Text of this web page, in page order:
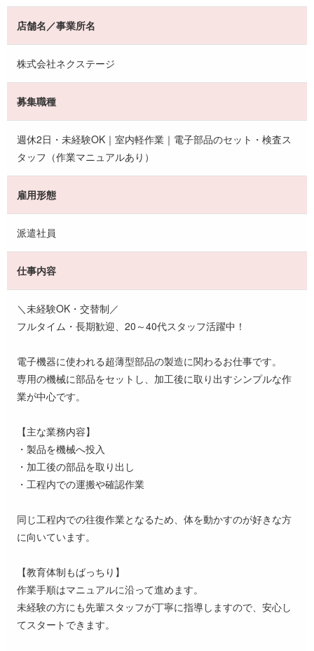
店舗名／事業所名
株式会社ネクステージ
募集職種
週休2日・未経験OK｜室内軽作業｜電子部品のセット・検査ス
タッフ（作業マニュアルあり）
雇用形態
派遣社員
仕事内容
＼未経験OK・交替制／
フルタイム・長期歓迎、20～40代スタッフ活躍中！
電子機器に使われる超薄型部品の製造に関わるお仕事です。
専用の機械に部品をセットし、加工後に取り出すシンプルな作
業が中心です。
【主な業務内容】
・製品を機械へ投入
・加工後の部品を取り出し
・工程内での運搬や確認作業
同じ工程内での往復作業となるため、体を動かすのが好きな方
に向いています。
【教育体制もばっちり】
作業手順はマニュアルに沿って進めます。
未経験の方にも先輩スタッフが丁寧に指導しますので、安心し
てスタートできます。